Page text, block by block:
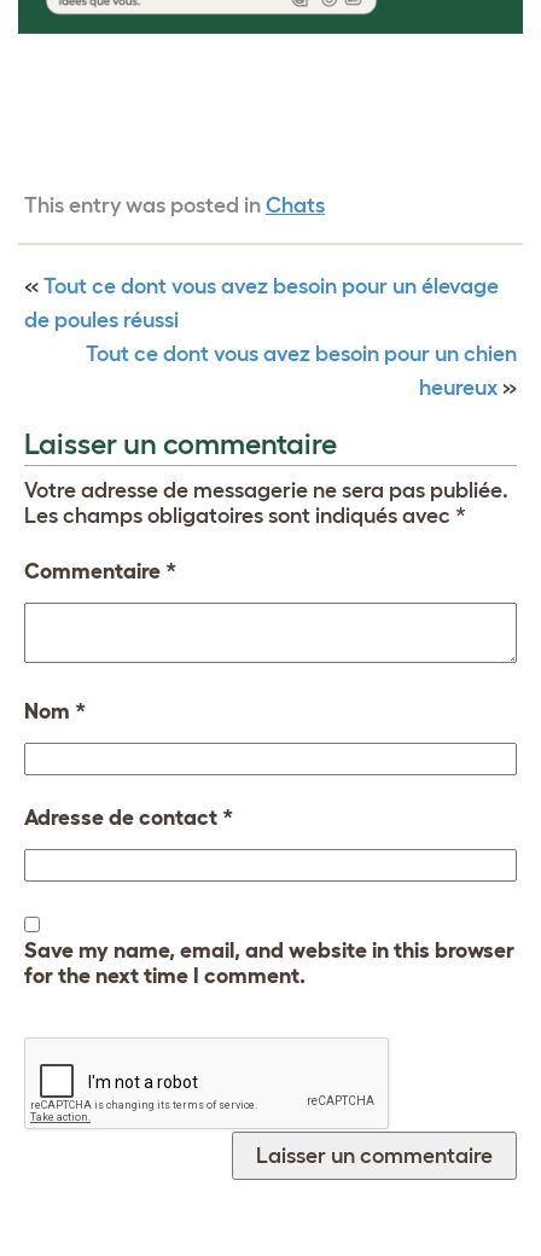
This entry was posted in Chats
« Tout ce dont vous avez besoin pour un élevage
de poules réussi
Tout ce dont vous avez besoin pour un chien
heureux »
Laisser un commentaire
Votre adresse de messagerie ne sera pas publiée.
Les champs obligatoires sont indiqués avec *
Commentaire *
Nom *
Adresse de contact *
Save my name, email, and website in this browser
for the next time I comment.